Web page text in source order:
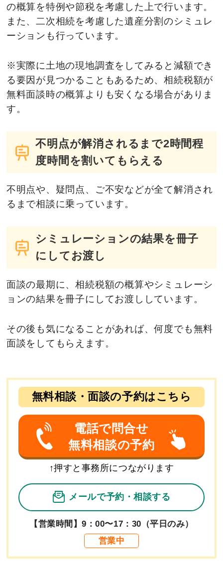
の概算を特例や節税を考慮した上で行います。
また、二次相続を考慮した遺産分割のシミュレ
ーションも行っています。
※実際に土地の現地調査をしてみると減額でき
る要因が見つかることもあるため、相続税額が
無料面談時の概算よりも安くなる場合がありま
す。
不明点が解消されるまで2時間程
度時間を割いてもらえる
不明点や、疑問点、ご不安などが全て解消され
るまで相談に乗っています。
シミュレーションの結果を冊子
にしてお渡し
面談の最期に、相続税額の概算やシミュレーシ
ョンの結果を冊子にしてお渡ししています。
その後も気になることがあれば、何度でも無料
面談をしてもらえます。
無料相談・面談の予約はこちら
電話で問合せ
無料相談の予約
↑押すと事務所につながります
メールで予約 ・相談する
【営業時間】9：00〜17：30（平日のみ）
営業中